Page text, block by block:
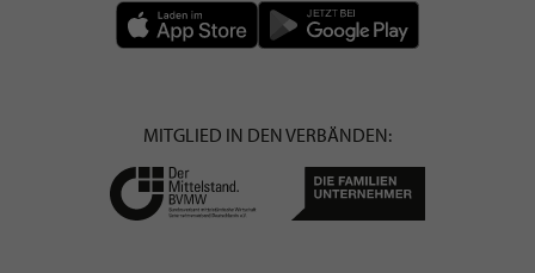
MITGLIED IN DEN VERBÄNDEN: